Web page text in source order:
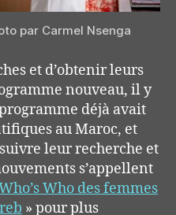
par Carmel Nsenga
et d’obtenir leurs
nouveau, il y
déjà avait
au Maroc, et
leur recherche et
s’appellent
Who des femmes
» pour plus